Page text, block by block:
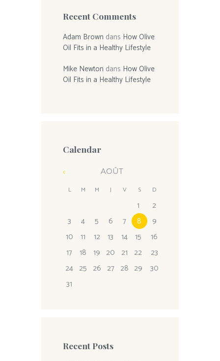
Recent Comments
Adam Brown dans How Olive
Oil Fits in a Healthy Lifestyle
Mike Newton dans How Olive
Oil Fits in a Healthy Lifestyle
Calendar
AOÛT
L M M J V S D
1
2
3
4 5 6 7 8
9
10
11 12 13 14 15
16
17
18 19 20 21 22
23
24 25 26 27 28 29
30
31
Recent Posts